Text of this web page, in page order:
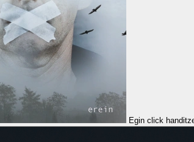
Egin click